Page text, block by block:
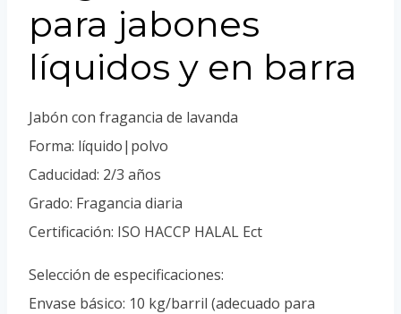
para jabones
líquidos y en barra
Jabón con fragancia de lavanda
Forma: líquido|polvo
Caducidad: 2/3 años
Grado: Fragancia diaria
Certificación: ISO HACCP HALAL Ect
Selección de especificaciones:
Envase básico: 10 kg/barril (adecuado para
Spanish (Colombia)